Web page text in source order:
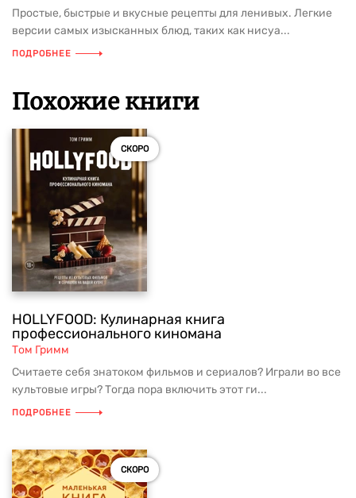
Простые, быстрые и вкусные рецепты для ленивых. Легкие
версии самых изысканных блюд, таких как нисуа...
ПОДРОБНЕЕ
Похожие книги
СКОРО
HOLLYFOOD: Кулинарная книга
профессионального киномана
Том Гримм
Считаете себя знатоком фильмов и сериалов? Играли во все
культовые игры? Тогда пора включить этот ги...
ПОДРОБНЕЕ
СКОРО